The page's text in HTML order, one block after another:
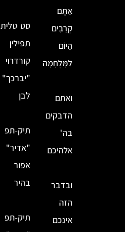
אַתֶּם
קְרֵבִים
הַיּוֹם
לַמִּלְחָמָה
ואתם
הדבקים
בה'
אלהיכם
ובדבר
הזה
אינכם
סט טלית
תפילין
קורדרוי
"יברכך"
לבן
תיק-תפ
"אדיר"
אפור
בהיר
תיק-תפ